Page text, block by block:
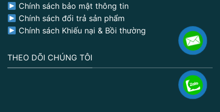
Chính sách bảo mật thông tin
Chính sách đổi trả sản phẩm
Chính sách Khiếu nại & Bồi thường
THEO DÕI CHÚNG TÔI